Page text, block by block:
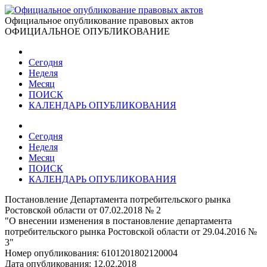
Официальное опубликование правовых актов
ОФИЦИАЛЬНОЕ ОПУБЛИКОВАНИЕ
Сегодня
Неделя
Месяц
ПОИСК
КАЛЕНДАРЬ ОПУБЛИКОВАНИЯ
Сегодня
Неделя
Месяц
ПОИСК
КАЛЕНДАРЬ ОПУБЛИКОВАНИЯ
Постановление Департамента потребительского рынка
Ростовской области от 07.02.2018 № 2
"О внесении изменения в постановление департамента
потребительского рынка Ростовской области от 29.04.2016 №
3"
Номер опубликования: 6101201802120004
Дата опубликования: 12.02.2018